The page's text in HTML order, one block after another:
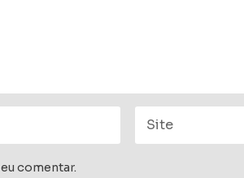
comentar.